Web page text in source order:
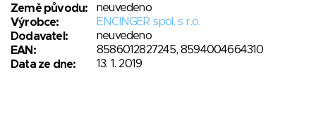
Země původu:
neuvedeno
Výrobce:
ENCINGER spol. s r.o.
Dodavatel:
neuvedeno
EAN:
8586012827245, 8594004664310
Data ze dne:
13. 1. 2019